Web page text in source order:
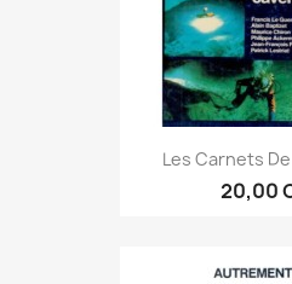
Les Carnets
20,00